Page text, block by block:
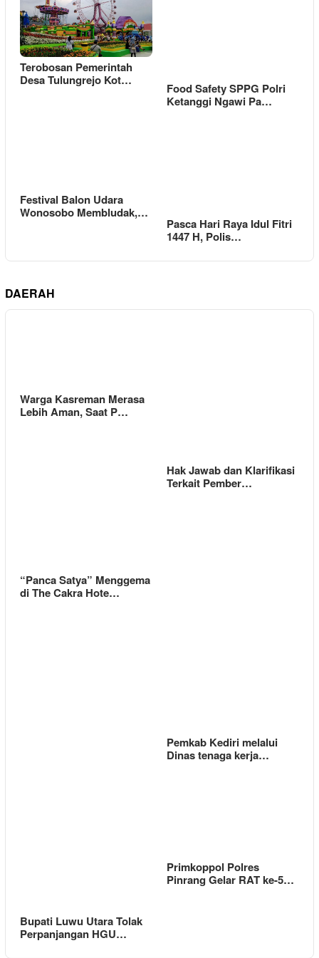
Terobosan Pemerintah
Desa Tulungrejo Kot…
Food Safety SPPG Polri
Ketanggi Ngawi Pa…
Festival Balon Udara
Wonosobo Membludak,…
Pasca Hari Raya Idul Fitri
1447 H, Polis…
DAERAH
Warga Kasreman Merasa
Lebih Aman, Saat P…
Hak Jawab dan Klarifikasi
Terkait Pember…
“Panca Satya” Menggema
di The Cakra Hote…
Pemkab Kediri melalui
Dinas tenaga kerja…
Bupati Luwu Utara Tolak
Perpanjangan HGU…
Primkoppol Polres
Pinrang Gelar RAT ke-5…